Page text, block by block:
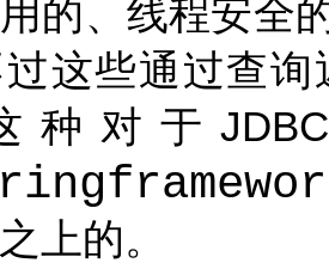
的、线程安全
这些通过查
种对于
上的。